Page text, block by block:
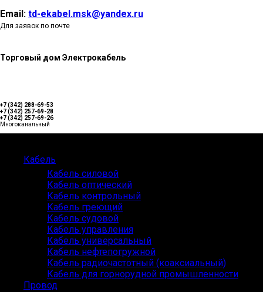
Email: td-ekabel.msk@yandex.ru
Для заявок по почте
Торговый дом Электрокабель
+7 (342) 288-69-53
+7 (342) 257-69-28
+7 (342) 257-69-26
Многоканальный
Кабель
Кабель силовой
Кабель оптический
Кабель контрольный
Кабель греющий
Кабель судовой
Кабель управления
Кабель универсальный
Кабель нефтепогружной
Кабель радиочастотный (коаксиальный)
Кабель для горнорудной промышленности
Провод